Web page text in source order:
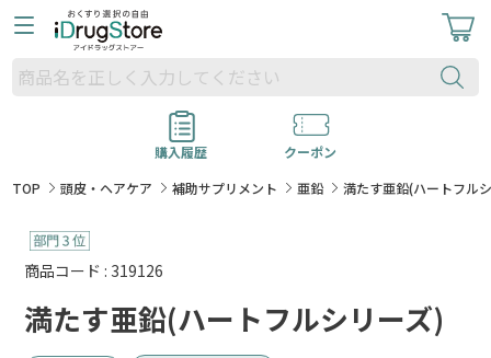
購入履歴
クーポン
TOP
頭皮・ヘアケア 補助サプリメント 亜鉛 満たす亜鉛(ハートフル
商品コード : 319126
満たす亜鉛(ハートフルシリーズ)